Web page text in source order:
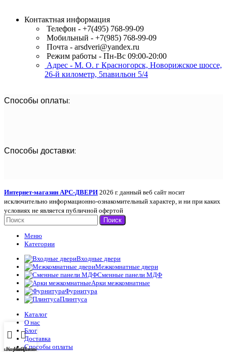
Контактная информация
Телефон - +7(495) 768-99-09
Мобильный - +7(985) 768-99-09
Почта - arsdveri@yandex.ru
Режим работы - Пн-Вс 09:00-20:00
Адрес - М. О. г Красногорск, Новорижское шоссе,
26-й километр, 5павильон 5/4
Способы оплаты:
Способы доставки:
Интернет-магазин АРС-ДВЕРИ 2026 г. данный веб сайт носит
исключительно информационно-ознакомительный характер, и ни при каких
условиях не является публичной офертой
Поиск
Меню
Категории
Входные двери
Межкомнатные двери
Сменные панели МДФ
Арки межкомнатные
Фурнитура
Плинтуса
Каталог
О нас
Блог
Доставка
Способы оплаты
Корзина
Избранное
Позвонить